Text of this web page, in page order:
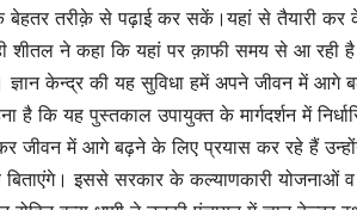
तरीक़े से पढ़ाई कर सकें।यहां से तैयारी कर
शीतल ने कहा कि यहां पर क़ाफी समय से आ
ज्ञान केन्द्र की यह सुविधा हमें अपने जीवन में आगे
कि यह पुस्तकाल उपायुक्त के मार्गदर्शन में
जीवन में आगे बढ़ने के लिए प्रयास कर रहे हैं
इससे सरकार के कल्याणकारी योजनाओं व